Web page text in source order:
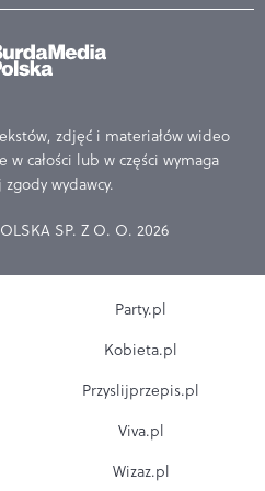
zdjęć i materiałów wideo
całości lub w części wymaga
wydawcy.
SP. Z O. O. 2026
Party.pl
Kobieta.pl
Przyslijprzepis.pl
Viva.pl
Wizaz.pl